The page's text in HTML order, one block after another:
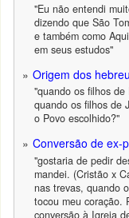
"Eu não entendi
dizendo que São
e também como
em seus estudos"
Origem dos
"quando os filhos
quando os filhos de
o Povo escolhido?"
Conversão de ex-
"gostaria de pedir
mandei. (Cristão x
nas trevas, quando
tocou meu coração.
conversão à Igreja